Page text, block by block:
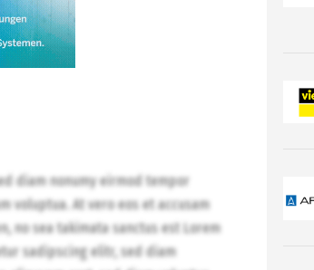
diam nonumy eirmod tempor
voluptua. At vero eos et accusam
no sea takimata sanctus est Lorem
sadipscing elitr, sed diam